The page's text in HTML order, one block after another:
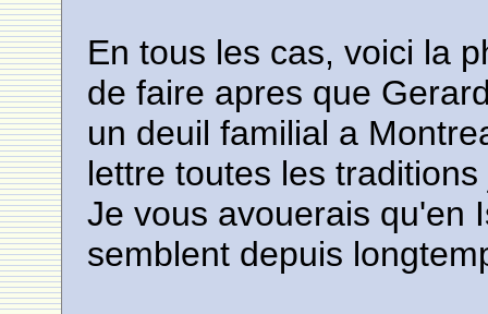
En tous les cas, voici la
de faire apres que
un deuil familial a
lettre toutes les
Je vous avouerais qu'en
semblent depuis